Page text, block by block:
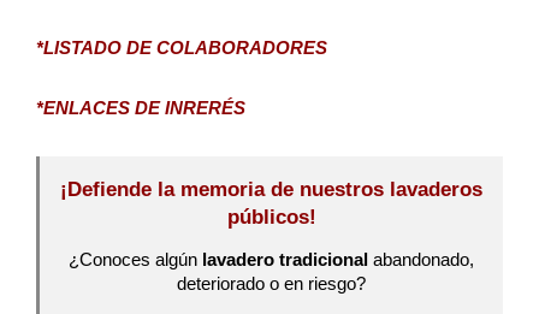
*LISTADO DE COLABORADORES
*ENLACES DE INRERÉS
¡Defiende la memoria de nuestros lavaderos
públicos!
¿Conoces algún lavadero tradicional abandonado,
deteriorado o en riesgo?